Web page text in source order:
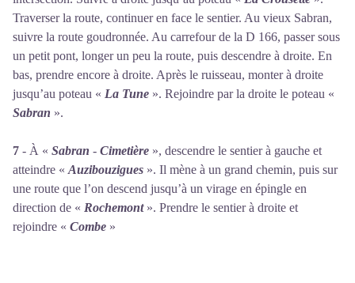
Traverser la route, continuer en face le sentier. Au vieux Sabran,
suivre la route goudronnée. Au carrefour de la D 166, passer sous
un petit pont, longer un peu la route, puis descendre à droite. En
bas, prendre encore à droite. Après le ruisseau, monter à droite
jusqu’au poteau « La Tune ». Rejoindre par la droite le poteau «
Sabran ».
7 - À « Sabran - Cimetière », descendre le sentier à gauche et
atteindre « Auzibouzigues ». Il mène à un grand chemin, puis sur
une route que l’on descend jusqu’à un virage en épingle en
direction de « Rochemont». Prendre le sentier à droite et
rejoindre « Combe »